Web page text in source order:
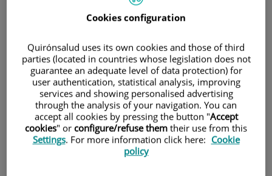
tratamientos estéticos, nos dedicamos a informar a
nuestros pacientes con métodos preventivos. De esta
evitarse. Por ello, hoy te contamos cómo evitar la
contractura capsular con prótesis de mama.
¿De qué trata la contractura capsular?
Antes de hablar de su prevención es necesario destacar que
la contractura capsular es unacomplicación secundaria al
implante de una prótesis mamaria. Esta intervención
podría ser un aumento de pecho o mamario, elevación de
pechos con implantes o la conocida mastopexia con la
inclusión de dicho objeto.
En otras palabras, consiste en la
Cookies configuration
Quirónsalud uses its own cookies and those of third
parties (located in countries whose legislation does not
guarantee an adequate level of data protection) for
user authentication, statistical analysis, improving
services and showing personalised advertising
through the analysis of your navigation. You can
accept all cookies by pressing the button "Accept
cookies" or configure/refuse them their use from this
Settings. For more information click here: Cookie
policy